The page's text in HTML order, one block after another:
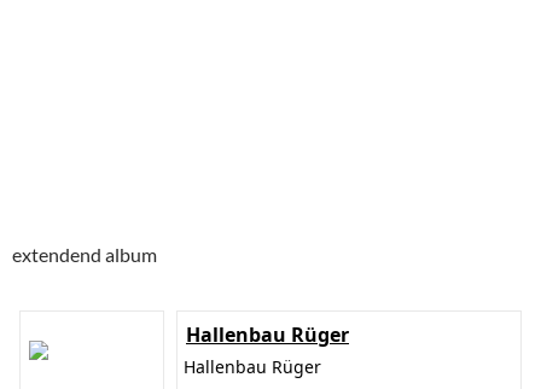
extendend album
Hallenbau Rüger
Hallenbau Rüger